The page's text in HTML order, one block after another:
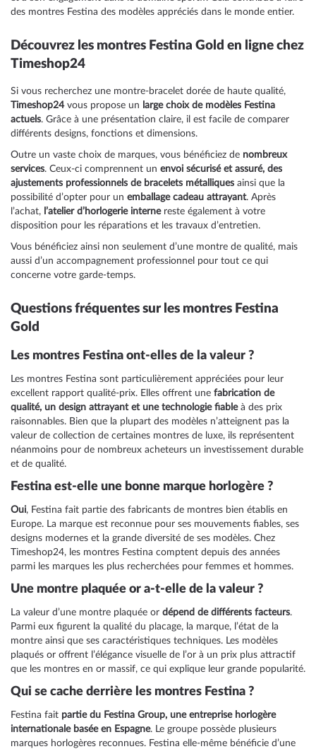
des montres Festina des modèles appréciés dans le monde entier.
Découvrez les montres Festina Gold en ligne chez
Timeshop24
Si vous recherchez une montre-bracelet dorée de haute qualité,
Timeshop24vous propose un large choix de modèles Festina
actuels. Grâce à une présentation claire, il est facile de comparer
différents designs, fonctions et dimensions.
Outre un vaste choix de marques, vous bénéficiez de nombreux
services. Ceux-ci comprennent un envoi sécurisé et assuré, des
ajustements professionnels de bracelets métalliques ainsi que la
possibilité d’opter pour un emballage cadeau attrayant. Après
l’achat, l’atelier d’horlogerie internereste également à votre
disposition pour les réparations et les travaux d’entretien.
Vous bénéficiez ainsi non seulement d’une montre de qualité, mais
aussi d’un accompagnement professionnel pour tout ce qui
concerne votre garde-temps.
Questions fréquentes sur les montres Festina
Gold
Les montres Festina ont-elles de la valeur ?
Les montres Festina sont particulièrement appréciées pour leur
excellent rapport qualité-prix. Elles offrent une fabrication de
qualité, un design attrayant et une technologie fiableà des prix
raisonnables. Bien que la plupart des modèles n’atteignent pas la
valeur de collection de certaines montres de luxe, ils représentent
néanmoins pour de nombreux acheteurs un investissement durable
et de qualité.
Festina est-elle une bonne marque horlogère ?
Oui, Festina fait partie des fabricants de montres bien établis en
Europe. La marque est reconnue pour ses mouvements fiables, ses
designs modernes et la grande diversité de ses modèles. Chez
Timeshop24, les montres Festina comptent depuis des années
parmi les marques les plus recherchées pour femmes et hommes.
Une montre plaquée or a-t-elle de la valeur ?
La valeur d’une montre plaquée or dépend de différents facteurs.
Parmi eux figurent la qualité du placage, la marque, l’état de la
montre ainsi que ses caractéristiques techniques. Les modèles
plaqués or offrent l’élégance visuelle de l’or à un prix plus attractif
que les montres en or massif, ce qui explique leur grande popularité.
Qui se cache derrière les montres Festina ?
Festina fait partie du Festina Group, une entreprise horlogère
internationale basée en Espagne. Le groupe possède plusieurs
marques horlogères reconnues. Festina elle-même bénéficie d’une